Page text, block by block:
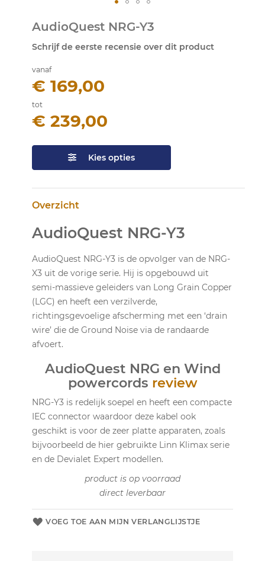
AudioQuest NRG-Y3
Schrijf de eerste recensie over dit product
vanaf
€ 169,00
tot
€ 239,00
Kies opties
Overzicht
AudioQuest NRG-Y3
AudioQuest NRG-Y3 is de opvolger van de NRG-
X3 uit de vorige serie. Hij is opgebouwd uit
semi-massieve geleiders van Long Grain Copper
(LGC) en heeft een verzilverde,
richtingsgevoelige afscherming met een ‘drain
wire’ die de Ground Noise via de randaarde
afvoert.
AudioQuest NRG en Wind
powercords review
NRG-Y3 is redelijk soepel en heeft een compacte
IEC connector waardoor deze kabel ook
geschikt is voor de zeer platte apparaten, zoals
bijvoorbeeld de hier gebruikte Linn Klimax serie
en de Devialet Expert modellen.
product is op voorraad
direct leverbaar
VOEG TOE AAN MIJN VERLANGLIJSTJE
naar
begin
de
afbeeldingen-